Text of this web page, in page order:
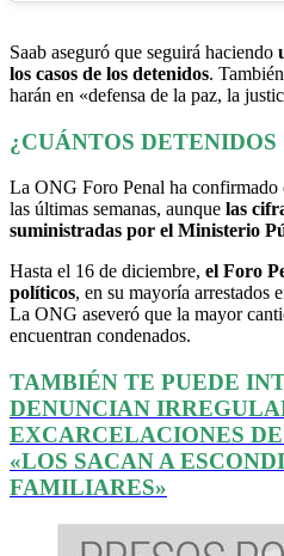
Saab aseguró que seguirá haciendo
los casos de los detenidos.
harán en «defensa de la paz, la
¿CUÁNTOS DETENIDOS
La ONG Foro Penal ha confirmado
las últimas semanas, aunque las
suministradas por el Ministerio
Hasta el 16 de diciembre, el Foro
políticos, en su mayoría arrestados
La ONG aseveró que la mayor
encuentran condenados.
TAMBIÉN TE PUEDE
DENUNCIAN
EXCARCELACIONES
«LOS SACAN A
FAMILIARES»